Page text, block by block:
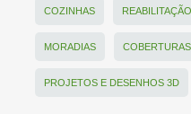
COZINHAS
MORADIAS
PROJETOS E DESENHOS 3D